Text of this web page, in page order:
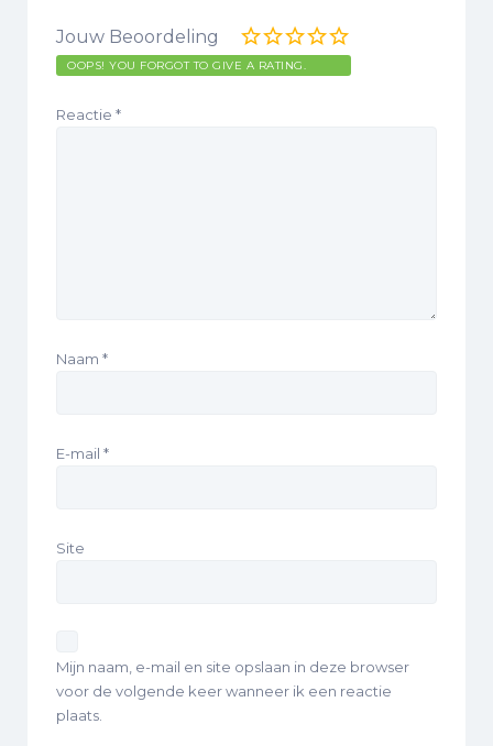
Jouw Beoordeling
OOPS! YOU FORGOT TO GIVE A RATING.
Reactie *
Naam *
E-mail *
Site
Mijn naam, e-mail en site opslaan in deze browser
voor de volgende keer wanneer ik een reactie
plaats.